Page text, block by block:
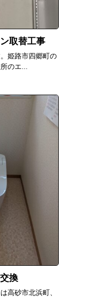
取替工事
姫路市四郷町の
のエ...
換
高砂市北浜町、